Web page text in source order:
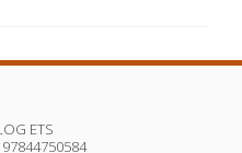
ETS